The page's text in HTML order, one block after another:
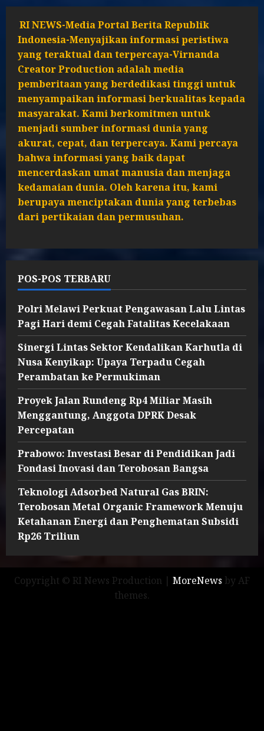
RI NEWS-Media Portal Berita Republik
Indonesia-Menyajikan informasi peristiwa
yang teraktual dan terpercaya-Virnanda
Creator Production adalah media
pemberitaan yang berdedikasi tinggi untuk
menyampaikan informasi berkualitas kepada
masyarakat. Kami berkomitmen untuk
menjadi sumber informasi dunia yang
akurat, cepat, dan terpercaya. Kami percaya
bahwa informasi yang baik dapat
mencerdaskan umat manusia dan menjaga
kedamaian dunia. Oleh karena itu, kami
berupaya menciptakan dunia yang terbebas
dari pertikaian dan permusuhan.
POS-POS TERBARU
Polri Melawi Perkuat Pengawasan Lalu Lintas
Pagi Hari demi Cegah Fatalitas Kecelakaan
Sinergi Lintas Sektor Kendalikan Karhutla di
Nusa Kenyikap: Upaya Terpadu Cegah
Perambatan ke Permukiman
Proyek Jalan Rundeng Rp4 Miliar Masih
Menggantung, Anggota DPRK Desak
Percepatan
Prabowo: Investasi Besar di Pendidikan Jadi
Fondasi Inovasi dan Terobosan Bangsa
Teknologi Adsorbed Natural Gas BRIN:
Terobosan Metal Organic Framework Menuju
Ketahanan Energi dan Penghematan Subsidi
Rp26 Triliun
Copyright © RI News Production | MoreNews by AF
themes.